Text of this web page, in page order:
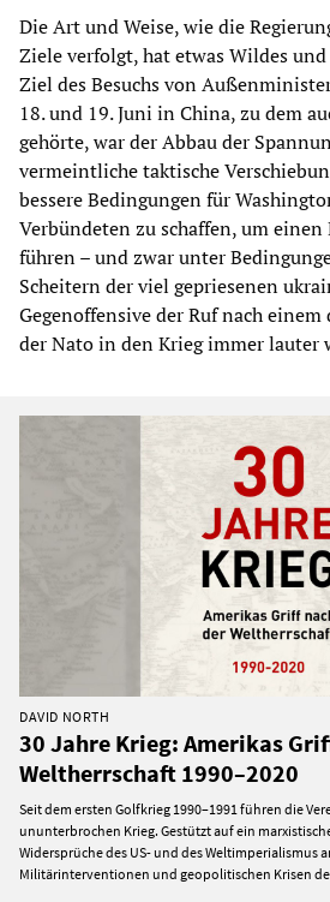
Die Art und Weise, wie die
Ziele verfolgt, hat etwas Wildes und
Ziel des Besuchs von
18. und 19. Juni in China, zu dem
gehörte, war der Abbau der
vermeintliche taktische
bessere Bedingungen für
Verbündeten zu schaffen, um
führen – und zwar unter
Scheitern der viel gepriesenen
Gegenoffensive der Ruf nach
der Nato in den Krieg immer lauter
DAVID NORTH
30 Jahre Krieg: Amerikas
Weltherrschaft 1990–2020
Seit dem ersten Golfkrieg 1990–1991 führen die
ununterbrochen Krieg. Gestützt auf ein
Widersprüche des US- und des Weltimperialismus
Militärinterventionen und geopolitischen Krisen